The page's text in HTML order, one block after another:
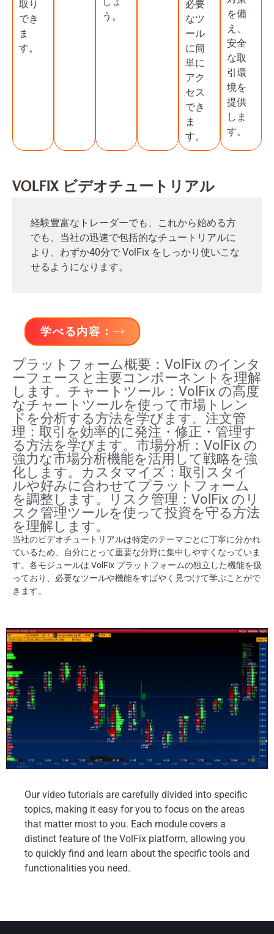
取り
でき
ま
す。
う。
必要
なツ
ール
に簡
単に
アク
セス
でき
ま
す。
を備
え、
安全
な取
引環
境を
提供
しま
す。
VOLFIX ビデオチュートリアル
経験豊富なトレーダーでも、これから始める方
でも、当社の迅速で包括的なチュートリアルに
より、わずか40分で VolFix をしっかり使いこな
せるようになります。
学べる内容：
プラットフォーム概要：VolFix のインタ
ーフェースと主要コンポーネントを理解
します。チャートツール：VolFix の高度
なチャートツールを使って市場トレン
ドを分析する方法を学びます。注文管
理：取引を効率的に発注・修正・管理す
る方法を学びます。市場分析：VolFix の
強力な市場分析機能を活用して戦略を強
化します。カスタマイズ：取引スタイ
ルや好みに合わせてプラットフォーム
を調整します。リスク管理：VolFix のリ
スク管理ツールを使って投資を守る方法
を理解します。
当社のビデオチュートリアルは特定のテーマごとに丁寧に分かれ
ているため、自分にとって重要な分野に集中しやすくなっていま
す。各モジュールは VolFix プラットフォームの独立した機能を扱
っており、必要なツールや機能をすばやく見つけて学ぶことがで
きます。
Our video tutorials are carefully divided into specific
topics, making it easy for you to focus on the areas
that matter most to you. Each module covers a
distinct feature of the VolFix platform, allowing you
to quickly find and learn about the specific tools and
functionalities you need.